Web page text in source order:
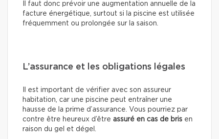
Il faut donc prévoir une augmentation annuelle de la
facture énergétique, surtout si la piscine est utilisée
fréquemment ou prolongée sur la saison.
L’assurance et les obligations légales
Il est important de vérifier avec son assureur
habitation, car une piscine peut entraîner une
hausse de la prime d’assurance. Vous pourriez par
contre être heureux d’être assuré en cas de bris en
raison du gel et dégel.